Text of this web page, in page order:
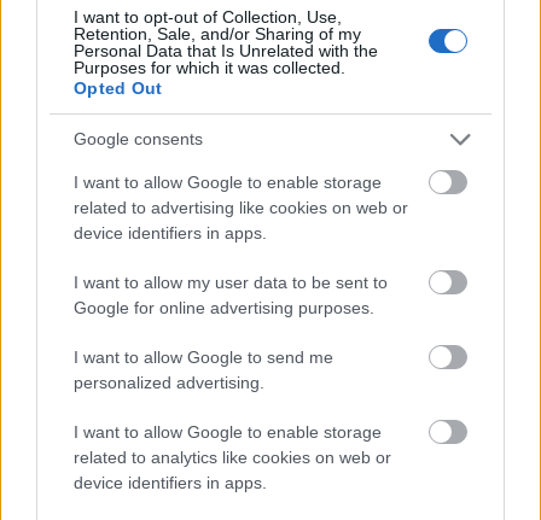
I want to opt-out of Collection, Use,
Retention, Sale, and/or Sharing of my
Personal Data that Is Unrelated with the
Purposes for which it was collected.
Opted Out
Google consents
I want to allow Google to enable storage
related to advertising like cookies on web or
device identifiers in apps.
I want to allow my user data to be sent to
Google for online advertising purposes.
I want to allow Google to send me
personalized advertising.
I want to allow Google to enable storage
related to analytics like cookies on web or
device identifiers in apps.
Να θυμίσουμε σε αυτό το σημείο πως ο
Λάρκιν
πέρασε την πόρτα του χειρουργείου το περασμένο
καλοκαίρι για να αντιμετωπίσει ένα πρόβλημα στο
χέρι και παρόλο που πάτησε παρκέ λίγο καιρό
πριν, δεν πρόλαβε να το... χαρείκαι τραυματίστηκε